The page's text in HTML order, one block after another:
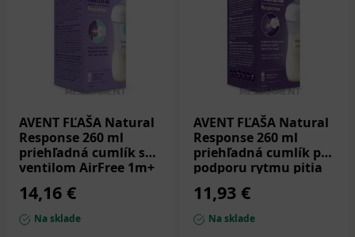
AVENT FĽAŠA Natural
Response 260 ml
priehľadná cumlík s
ventilom AirFree 1m+
14,16 €
Na sklade
AVENT FĽAŠA Natural
Response 260 ml
priehľadná cumlík pre
podporu rytmu pitia
11,93 €
Na sklade